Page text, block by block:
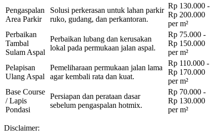
Pengaspalan
Area Parkir
Solusi perkerasan untuk lahan parkir
ruko, gudang, dan perkantoran.
Rp 130.000 -
Rp 200.000
per m²
Perbaikan
Tambal
Sulam Aspal
Perbaikan lubang dan kerusakan
lokal pada permukaan jalan aspal.
Rp 75.000 -
Rp 150.000
per m²
Pelapisan
Ulang Aspal
Pemeliharaan permukaan jalan lama
agar kembali rata dan kuat.
Rp 110.000 -
Rp 170.000
per m²
Base Course
/ Lapis
Pondasi
Persiapan dan perataan dasar
sebelum pengaspalan hotmix.
Rp 70.000 -
Rp 130.000
per m²
Disclaimer: